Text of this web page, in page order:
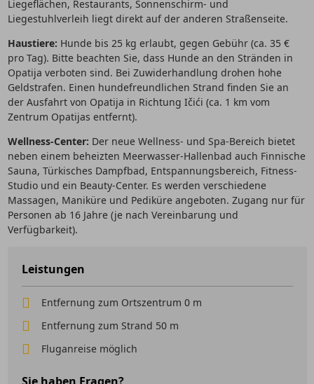
Liegeflächen, Restaurants, Sonnenschirm- und
Liegestuhlverleih liegt direkt auf der anderen Straßenseite.
Haustiere: Hunde bis 25 kg erlaubt, gegen Gebühr (ca. 35 €
pro Tag). Bitte beachten Sie, dass Hunde an den Stränden in
Opatija verboten sind. Bei Zuwiderhandlung drohen hohe
Geldstrafen. Einen hundefreundlichen Strand finden Sie an
der Ausfahrt von Opatija in Richtung Ičići (ca. 1 km vom
Zentrum Opatijas entfernt).
Wellness-Center: Der neue Wellness- und Spa-Bereich bietet
neben einem beheizten Meerwasser-Hallenbad auch Finnische
Sauna, Türkisches Dampfbad, Entspannungsbereich, Fitness-
Studio und ein Beauty-Center. Es werden verschiedene
Massagen, Maniküre und Pediküre angeboten. Zugang nur für
Personen ab 16 Jahre (je nach Vereinbarung und
Verfügbarkeit).
Leistungen
Entfernung zum Ortszentrum 0 m
Entfernung zum Strand 50 m
Fluganreise möglich